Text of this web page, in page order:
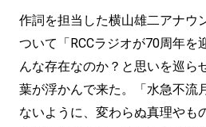
作詞を担当した横山雄二アナウ
ついて「RCCラジオが70周年を
んな存在なのか？と思いを巡ら
葉が浮かんで来た。「水急不流
ないように、変わらぬ真理やも